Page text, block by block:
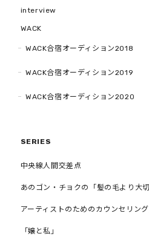
interview
WACK
WACK合宿オーディション2018
WACK合宿オーディション2019
WACK合宿オーディション2020
SERIES
中央線人間交差点
あのゴン・チョクの「髪の毛より大
アーティストのためのカウンセリング
「嬢と私」